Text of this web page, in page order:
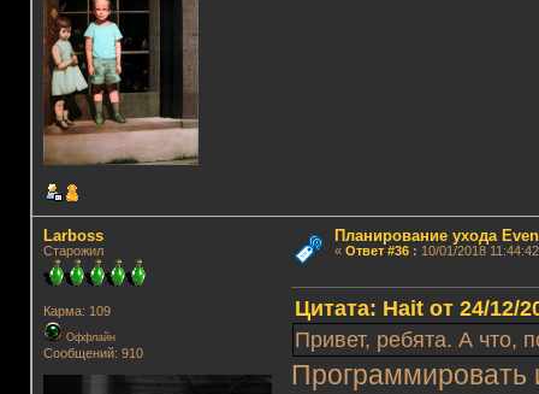
Lаrboss
Старожил
Карма: 109
Оффлайн
Сообщений: 910
Планирование ухода
« Ответ #36: 10/01/2018
Цитата: Hait от 24/12/
Привет, ребята. А что,
Программировать